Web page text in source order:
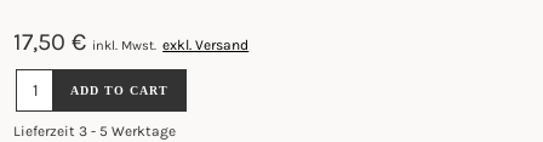
17,50€ inkl. Mwst. exkl. Versand
Lieferzeit 3 - 5 Werktage
HANDTUCH
-
LEO
ADD TO CART